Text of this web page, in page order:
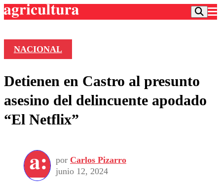
Frecuencias
Agricultura TV
Deportes
Colo Colo
Seleccion Chilena
Torneo Internacional
Entretención
Economía
Internacional
Publicaciones en medios
Opinión
NACIONAL
Detienen en Castro al presunto
asesino del delincuente apodado
“El Netflix”
por Carlos Pizarro
junio 12, 2024